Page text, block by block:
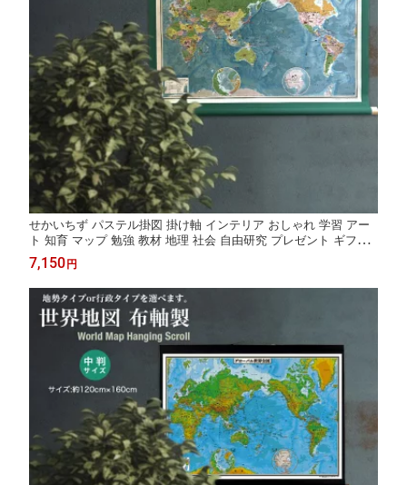
せかいちず パステル掛図 掛け軸 インテリア おしゃれ 学習 アー
ト 知育 マップ 勉強 教材 地理 社会 自由研究 プレゼント ギフト
伝統 日本文化 入学祝い 受験 モダン 国旗
7,150 円